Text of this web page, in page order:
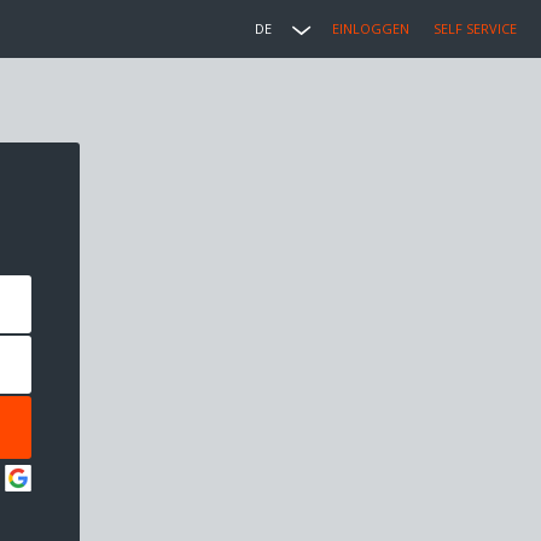
DE EINLOGGEN SELF SERVICE